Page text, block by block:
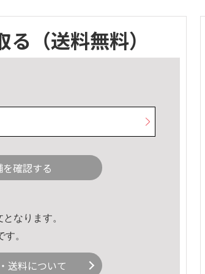
る （送料無料）
確認する
なります。
。
送料について